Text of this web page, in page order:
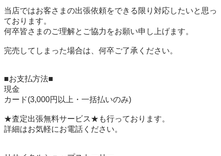
当店ではお客さまの出張依頼をできる限り対応したいと思っ
ております。
何卒皆さまのご理解とご協力をお願い申し上げます。
完売してしまった場合は、何卒ご了承ください。
■お支払方法■
現金
カード(3,000円以上・一括払いのみ)
★査定出張無料サービス★も行っております。
詳細はお気軽にお電話ください。